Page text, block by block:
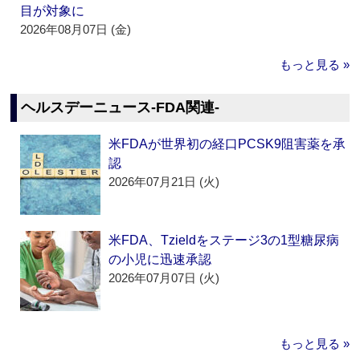
目が対象に
2026年08月07日 (金)
もっと見る »
ヘルスデーニュース‐FDA関連‐
米FDAが世界初の経口PCSK9阻害薬を承
認
2026年07月21日 (火)
米FDA、Tzieldをステージ3の1型糖尿病
の小児に迅速承認
2026年07月07日 (火)
もっと見る »